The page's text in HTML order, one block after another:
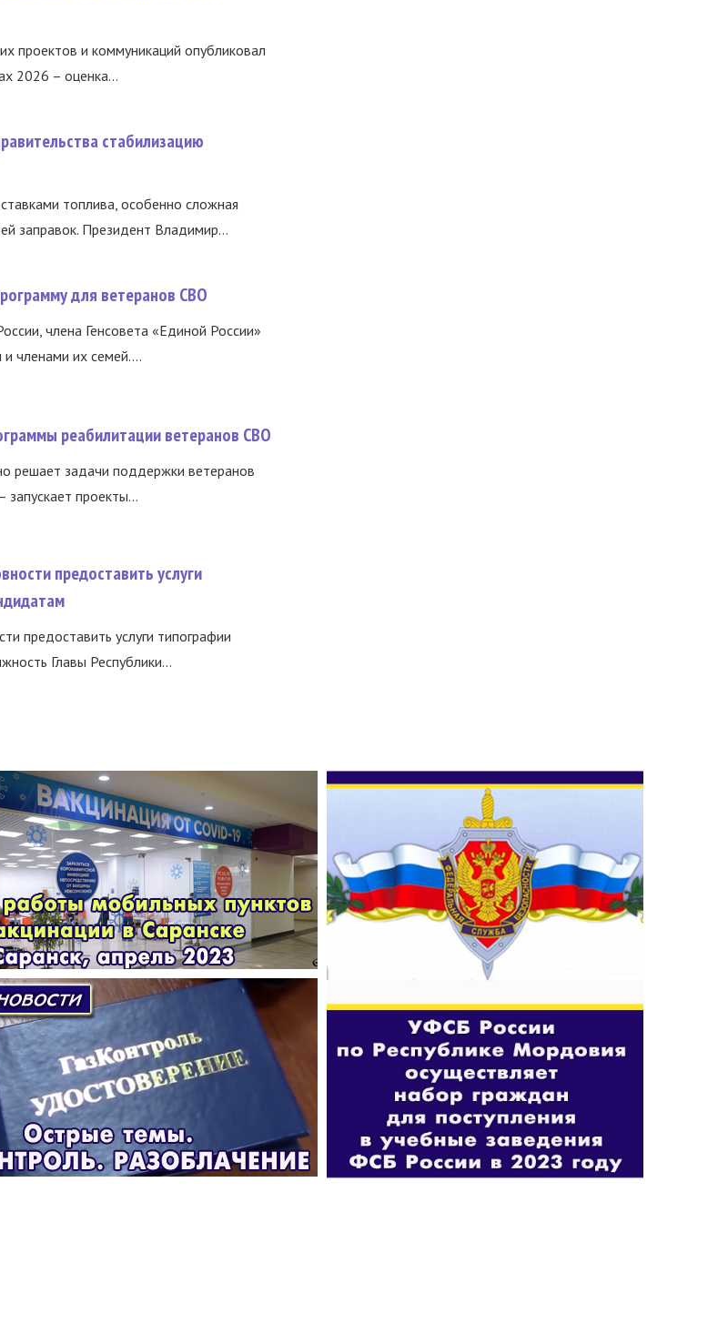
проектов и коммуникаций опубликовал
2026 – оценка...
стабилизацию
топлива, особенно сложная
заправок. Президент Владимир...
для ветеранов СВО
члена Генсовета «Единой России»
членами их семей....
реабилитации ветеранов СВО
решает задачи поддержки ветеранов
проекты...
предоставить услуги
предоставить услуги типографии
Главы Республики...